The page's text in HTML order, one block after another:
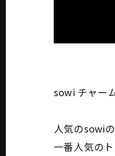
sowi チャー
人気のsowi
一番人気の